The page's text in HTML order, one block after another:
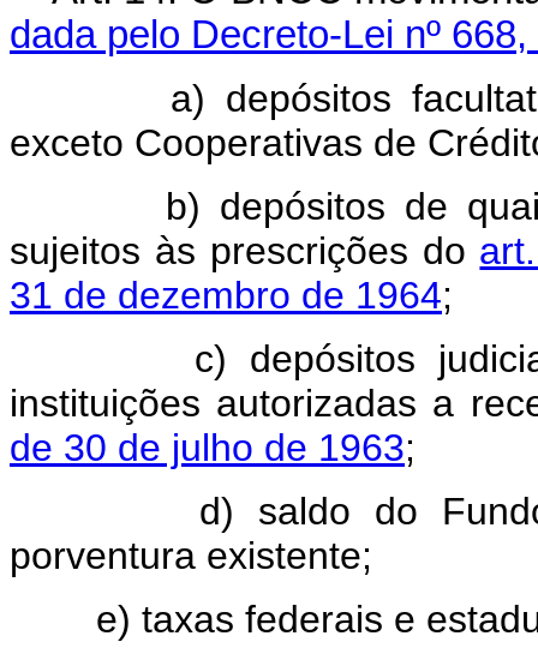
dada pelo Decreto-Lei nº
a) depósitos
exceto Cooperativas de
b) depósitos de
sujeitos às prescrições do
31 de dezembro de 1964;
c) depósitos judiciais,
instituições autorizadas a
de 30 de julho de 1963;
d) saldo do Fundo de
porventura existente;
e) taxas federais e